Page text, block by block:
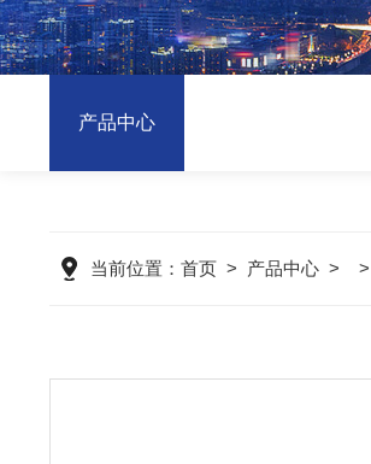
产品中心
当前位置： 首页> 产品中心> >